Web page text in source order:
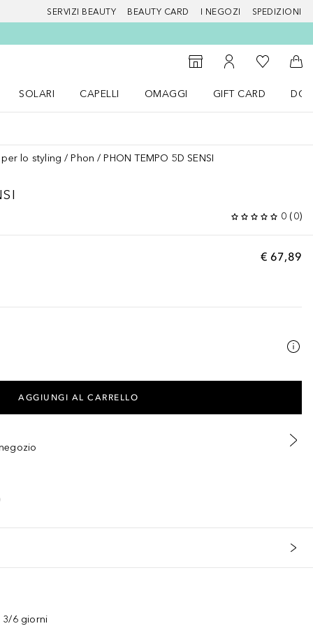
SERVIZI BEAUTY BEAUTY CARD I NEGOZI SPEDIZIONI
StorefinderAl Mio Account
Alla Mia
Al
SOLARI
CAPELLI
OMAGGI
GIFT CARD
per lo styling Phon PHON TEMPO 5D SENSI
0 (0)
€ 67,89
AGGIUNGI AL CARRELLO
3/6 giorni